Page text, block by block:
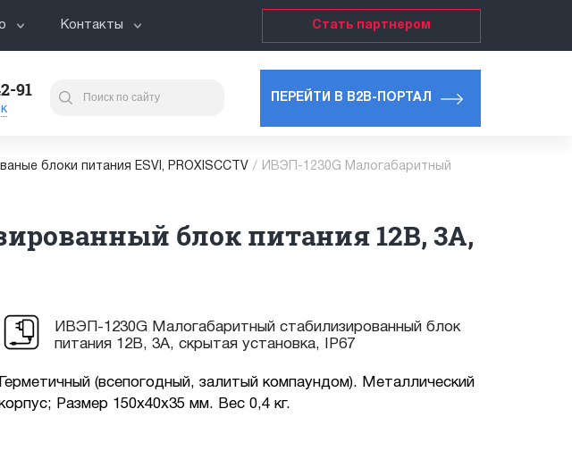
Контакты Стать партнером
91 ПЕРЕЙТИ В B2B-ПОРТАЛ
блоки питания ESVI, PROXISCCTV /
ИВЭП-1230G Малогабаритный
блок питания 12В, 3А,
ИВЭП-1230G Малогабаритный стабилизированный блок
питания 12В, 3А, скрытая установка, IP67
Герметичный (всепогодный, залитый компаундом). Металлический
Размер 150х40х35 мм. Вес 0,4 кг.